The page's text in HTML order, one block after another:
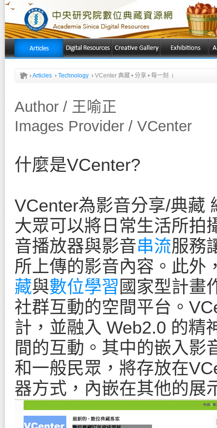
›Articles › Technology › VCenter 典藏 • 分享 • 每一刻
Author / 王喻正
Images Provider / VCenter
什麼是VCenter?
VCenter為影音分享/典藏
大眾可以將日常生活所拍
音播放器與影音串流服務
所上傳的影音內容。此外
藏與數位學習 國家型計畫
社群互動的空間平台。
計，並融入 Web2.0 的精
間的互動。其中的嵌入影
和一般民眾，將存放在
器方式，內嵌在其他的展